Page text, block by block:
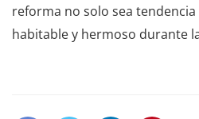
reforma no solo sea
habitable y hermoso durante